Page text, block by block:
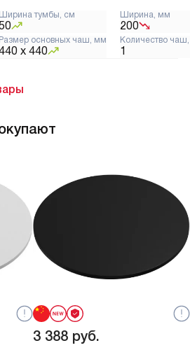
Ширина тумбы, см
Размер основных чаш, мм
х 440
Ширина, мм
200
Количество
1
3 388 руб.